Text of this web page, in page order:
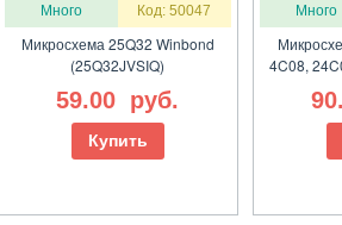
Много Код: 50047
Микросхема 25Q32 Winbond
(25Q32JVSIQ)
59.00 руб.
Купить
Много
4C08,